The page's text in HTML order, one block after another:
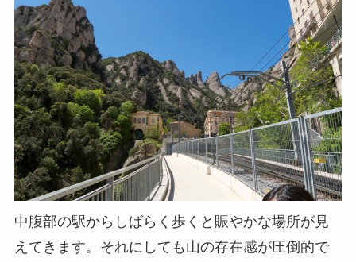
中腹部の駅からしばらく歩くと賑やかな場所が見
えてきます。それにしても山の存在感が圧倒的で